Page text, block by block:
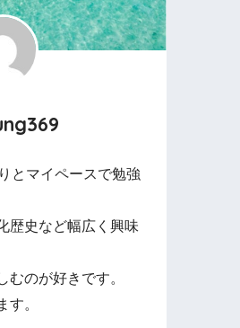
とマイペースで勉強
歴史など幅広く興味
むのが好きです。
す。